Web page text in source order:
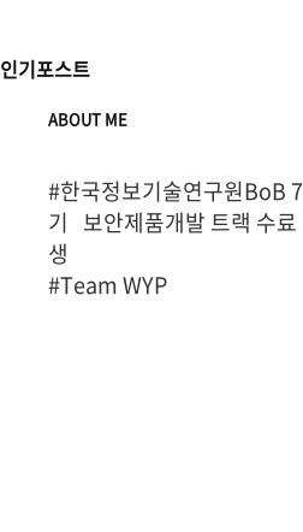
인기포스트
ABOUT ME
#한국정보기술연구원BoB 7
기   보안제품개발 트랙 수료
생
#Team WYP